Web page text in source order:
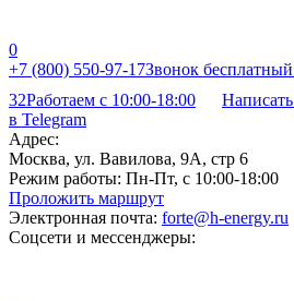
0
+7 (800) 550-97-17Звонок
32Работаем с 10:00-18:00
в Telegram
Адрес:
Москва, ул. Вавилова, 9А, стр 6
Режим работы: Пн-Пт, с 10:00-18:00
Проложить маршрут
Электронная почта: forte@h-energy.ru
Соцсети и мессенджеры: